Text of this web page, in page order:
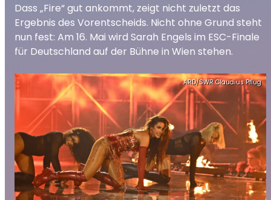
Dass „Fire“ gut ankommt, zeigt nicht zuletzt das
Ergebnis des Vorentscheids. Nicht ohne Grund steht
nun fest: Am 16. Mai wird Sarah Engels im ESC-Finale
für Deutschland auf der Bühne in Wien stehen.
ARD/SWR Claudius Pflug